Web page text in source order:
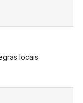
locais